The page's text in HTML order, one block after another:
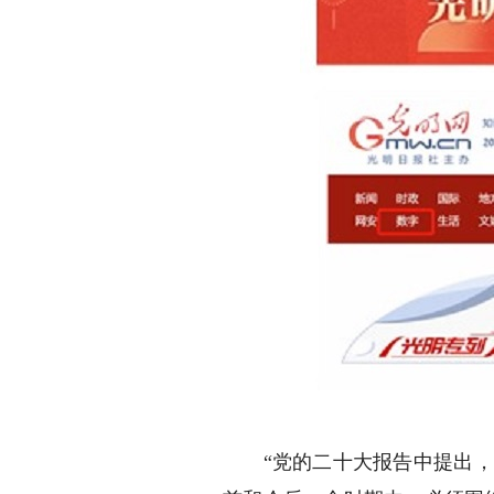
“党的二十大报告中提出，